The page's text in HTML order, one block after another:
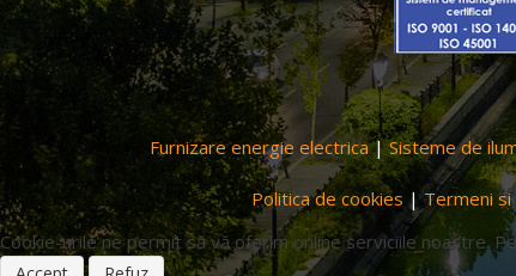
Furnizare energie electrica|Sisteme de
Politica de cookies |Termeni si
Cookie-urile ne permit să vă oferim online serviciile noastre.